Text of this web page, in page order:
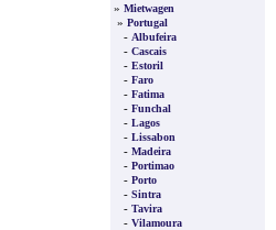
» Mietwagen
» Portugal
- Albufeira
- Cascais
- Estoril
- Faro
- Fatima
- Funchal
- Lagos
- Lissabon
- Madeira
- Portimao
- Porto
- Sintra
- Tavira
- Vilamoura